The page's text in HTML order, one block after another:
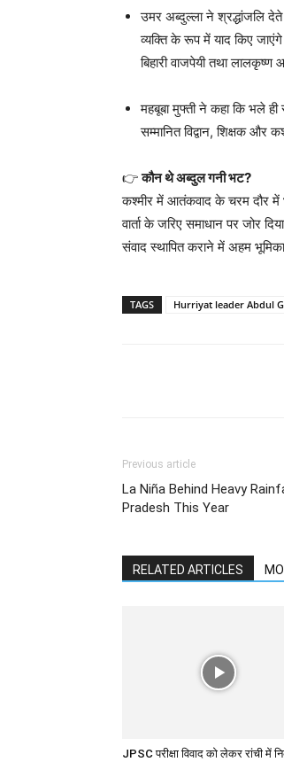
उमर अब्दुल्ला ने श्रद्धांजलि
व्यक्ति के रूप में याद किए
बिहारी वाजपेयी तथा
महबूबा मुफ्ती ने कहा कि भले
सम्मानित विद्वान, शिक्षक और
👉कौन थे अब्दुल गनी भट?
कश्मीर में आतंकवाद के चरम दौर में
वार्ता के जरिए समाधान पर जोर
संवाद स्थापित कराने में अहम
TAGS Hurriyat leader Abdul
Previous article
La Niña Behind Heavy
Pradesh This Year
RELATED ARTICLES
JPSC परीक्षा विवाद को लेकर रांची में